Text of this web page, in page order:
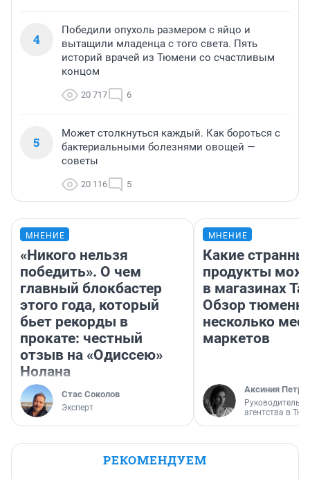
4
Победили опухоль размером с яйцо и
вытащили младенца с того света. Пять
историй врачей из Тюмени со счастливым
концом
20 717 6
5
Может столкнуться каждый. Как бороться с
бактериальными болезнями овощей —
советы
20 116 5
МНЕНИЕ
«Никого нельзя
победить». О чем
главный блокбастер
этого года, который
бьет рекорды в
прокате: честный
отзыв на «Одиссею»
Нолана
Стас Соколов
Эксперт
МНЕНИЕ
Какие
продукты
в магазинах
Обзор
несколько
маркетов
Аксиния
Руководитель
агентства в
РЕКОМЕНДУЕМ